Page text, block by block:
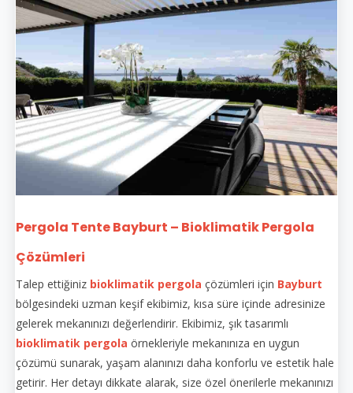
Pergola Tente Bayburt – Bioklimatik Pergola
Çözümleri
Talep ettiğiniz bioklimatik pergola çözümleri için Bayburt
bölgesindeki uzman keşif ekibimiz, kısa süre içinde adresinize
gelerek mekanınızı değerlendirir. Ekibimiz, şık tasarımlı
bioklimatik pergola örnekleriyle mekanınıza en uygun
çözümü sunarak, yaşam alanınızı daha konforlu ve estetik hale
getirir. Her detayı dikkate alarak, size özel önerilerle mekanınızı